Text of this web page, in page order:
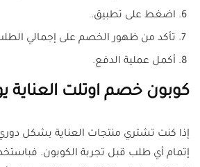
اضغط على تطبيق.
تأكد من ظهور الخصم على إجمالي
أكمل عملية الدفع.
كوبون خصم اوتلت العناية
إذا كنت تشتري منتجات العناية بشكل
إتمام أي طلب قبل تجربة الكوبون.